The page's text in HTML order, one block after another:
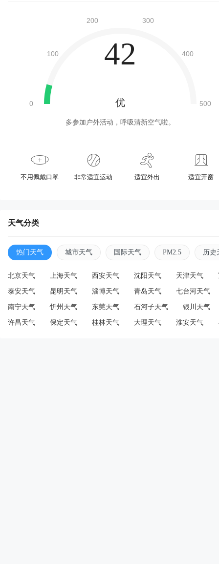
42
优
多参加户外活动，呼吸清新空气啦。
不用佩戴口罩 非常适宜运动 适宜外出 适宜开窗
天气分类
热门天气 城市天气 国际天气 PM2.5 历史
北京天气 上海天气 西安天气 沈阳天气 天津天气
泰安天气 昆明天气 淄博天气 青岛天气 七台河天气
南宁天气 忻州天气 东莞天气 石河子天气 银川天气
许昌天气 保定天气 桂林天气 大理天气 淮安天气